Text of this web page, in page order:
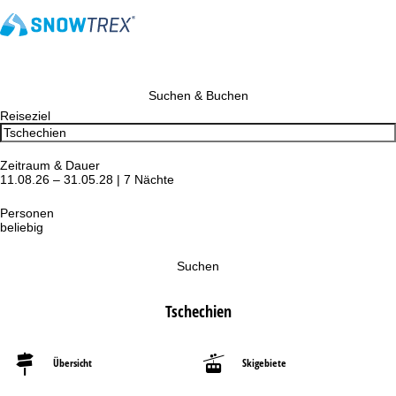
Suchen & Buchen
Reiseziel
Zeitraum & Dauer
11.08.26 – 31.05.28 | 7 Nächte
Personen
beliebig
Suchen
Tschechien
Übersicht Skigebiete